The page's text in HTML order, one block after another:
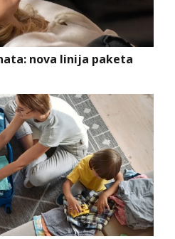
nova linija paketa